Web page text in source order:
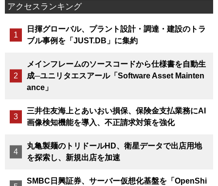
アクセスランキング
日揮グローバル、プラント設計・調達・建設のトラ
ブル事例を「JUST.DB」に集約
メインフレームのソースコードから仕様書を自動生
成─ユニリタエスアール「Software Asset Mainten
ance」
三井住友海上とあいおい損保、保険金支払業務にAI
画像検知機能を導入、不正請求対策を強化
丸亀製麺のトリドールHD、衛星データで出店用地
を探索し、新規出店を加速
SMBC日興証券、サーバー仮想化基盤を「OpenShi